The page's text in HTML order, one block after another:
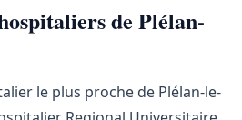
de Plélan-
le plus proche de Plélan-le-